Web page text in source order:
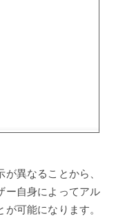
異なることから、
ー自身によってアル
可能になります。